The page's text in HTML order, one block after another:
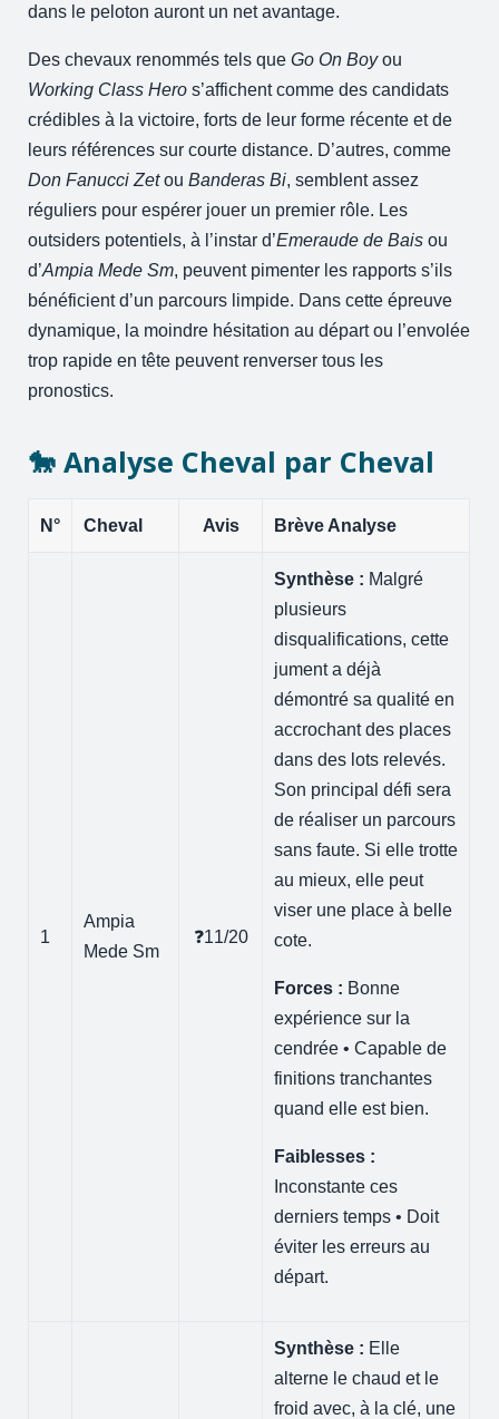
dans le peloton auront un net avantage.
Des chevaux renommés tels queGo On Boyou
Working Class Hero s’affichent comme des candidats
crédibles à la victoire, forts de leur forme récente et de
leurs références sur courte distance. D’autres, comme
Don Fanucci ZetouBanderas Bi, semblent assez
réguliers pour espérer jouer un premier rôle. Les
outsiders potentiels, à l’instar d’Emeraude de Bais ou
d’Ampia Mede Sm, peuvent pimenter les rapports s’ils
bénéficient d’un parcours limpide. Dans cette épreuve
dynamique, la moindre hésitation au départ ou l’envolée
trop rapide en tête peuvent renverser tous les
pronostics.
🐎 Analyse Cheval par Cheval
N° Cheval Avis Brève Analyse
1
Ampia
Mede Sm
❓11/20
Synthèse : Malgré
plusieurs
disqualifications, cette
jument a déjà
démontré sa qualité en
accrochant des places
dans des lots relevés.
Son principal défi sera
de réaliser un parcours
sans faute. Si elle trotte
au mieux, elle peut
viser une place à belle
cote.
Forces : Bonne
expérience sur la
cendrée • Capable de
finitions tranchantes
quand elle est bien.
Faiblesses :
Inconstante ces
derniers temps • Doit
éviter les erreurs au
départ.
Synthèse : Elle
alterne le chaud et le
froid avec, à la clé, une